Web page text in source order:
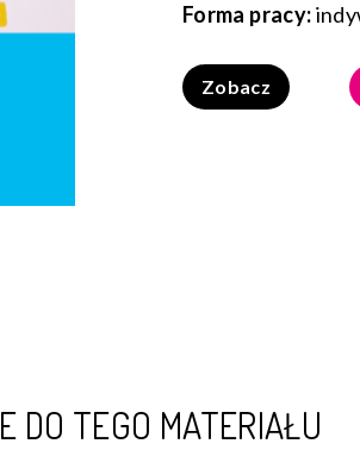
Forma pracy:
Zobacz
DO TEGO MATERIAŁU